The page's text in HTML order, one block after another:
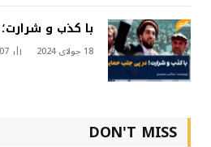
با کذب و
18 جولای 2024
DON'T MISS